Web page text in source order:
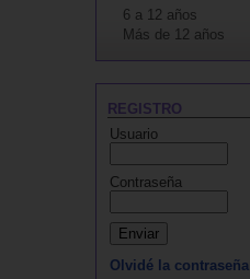
6 a 12 años
Más de 12 años
REGISTRO
Usuario
Contraseña
Olvidé la contraseña